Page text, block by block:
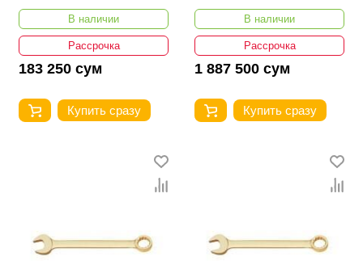
68810
В наличии
Рассрочка
183 250 сум
Купить сразу
Al-Cu YATO YT-68169
В наличии
Рассрочка
1 887 500 сум
Купить сразу